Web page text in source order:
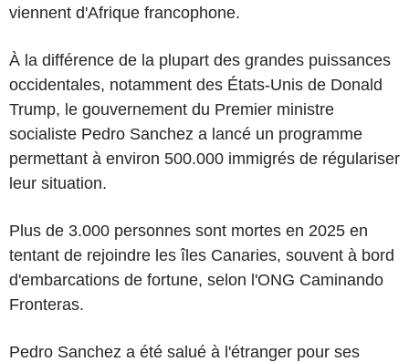
viennent d'Afrique francophone.
À la différence de la plupart des grandes puissances
occidentales, notamment des États-Unis de Donald
Trump, le gouvernement du Premier ministre
socialiste Pedro Sanchez a lancé un programme
permettant à environ 500.000 immigrés de régulariser
leur situation.
Plus de 3.000 personnes sont mortes en 2025 en
tentant de rejoindre les îles Canaries, souvent à bord
d'embarcations de fortune, selon l'ONG Caminando
Fronteras.
Pedro Sanchez a été salué à l'étranger pour ses